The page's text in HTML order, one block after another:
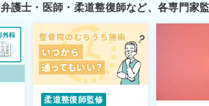
弁護士・医師・柔道整復師など、各専門家
柔道整復師監修